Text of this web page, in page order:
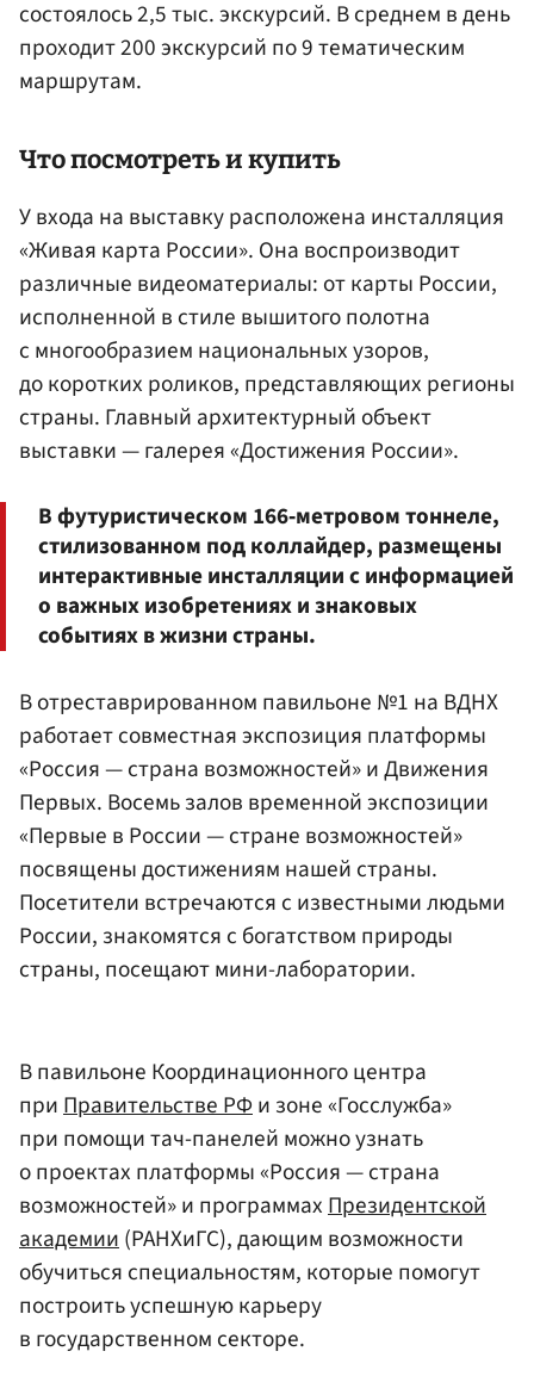
состоялось 2,5 тыс. экскурсий. В среднем в день
проходит 200 экскурсий по 9 тематическим
маршрутам.
Что посмотреть и купить
У входа на выставку расположена инсталляция
«Живая карта России». Она воспроизводит
различные видеоматериалы: от карты России,
исполненной в стиле вышитого полотна
с многообразием национальных узоров,
до коротких роликов, представляющих регионы
страны. Главный архитектурный объект
выставки — галерея «Достижения России».
В футуристическом 166‑метровом тоннеле,
стилизованном под коллайдер, размещены
интерактивные инсталляции с информацией
о важных изобретениях и знаковых
событиях в жизни страны.
В отреставрированном павильоне №1 на ВДНХ
работает совместная экспозиция платформы
«Россия — страна возможностей» и Движения
Первых. Восемь залов временной экспозиции
«Первые в России — стране возможностей»
посвящены достижениям нашей страны.
Посетители встречаются с известными людьми
России, знакомятся с богатством природы
страны, посещают мини-лаборатории.
В павильоне Координационного центра
приПравительстве РФи зоне «Госслужба»
при помощи тач-панелей можно узнать
о проектах платформы «Россия — страна
возможностей» и программахПрезидентской
академии(РАНХиГС), дающим возможности
обучиться специальностям, которые помогут
построить успешную карьеру
в государственном секторе.